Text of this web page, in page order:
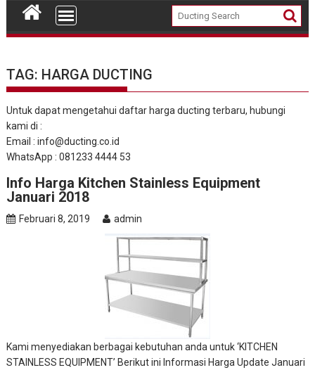
TAG: HARGA DUCTING
Untuk dapat mengetahui daftar harga ducting terbaru, hubungi
kami di :
Email : info@ducting.co.id
WhatsApp : 081233 4444 53
Info Harga Kitchen Stainless Equipment
Januari 2018
Februari 8, 2019 admin
Kami menyediakan berbagai kebutuhan anda untuk ‘KITCHEN
STAINLESS EQUIPMENT’ Berikut ini Informasi Harga Update Januari